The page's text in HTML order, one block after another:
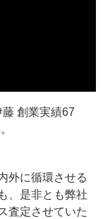
藤 創業実績67
外に循環させる
、是非とも弊社
査定させていた